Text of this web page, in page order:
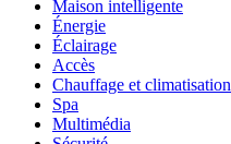
Maison intelligente
Énergie
Éclairage
Accès
Chauffage et climatisation
Spa
Multimédia